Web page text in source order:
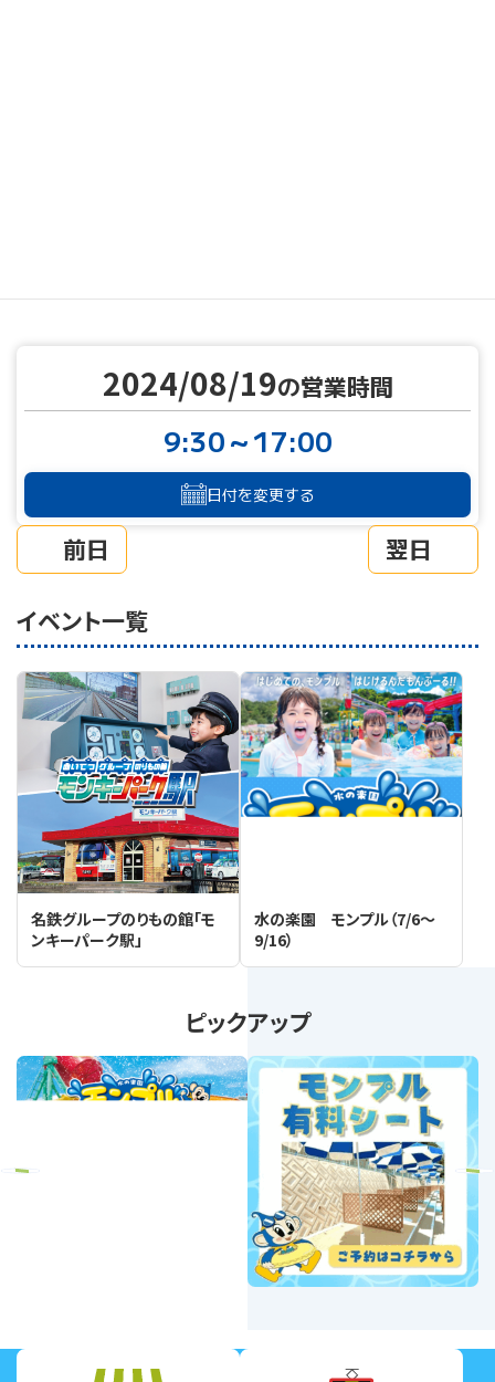
前日
2024/08/19の営業時間
9:30～17:00
日付を変更する
翌日
イベント一覧
名鉄グループのりもの館「モ
ンキーパーク駅」
水の楽園 モンプル（7/6～
9/16）
ピックアップ
Next